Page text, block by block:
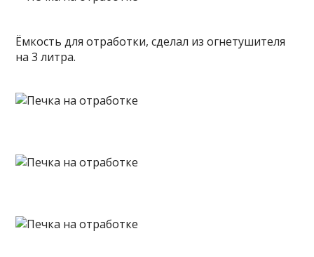
Ёмкость для отработки, сделал из огнетушителя
на 3 литра.